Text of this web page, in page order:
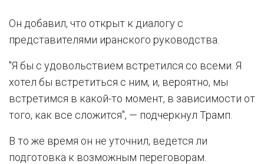
Он добавил, что открыт к диалогу с
представителями иранского руководства.
"Я бы с удовольствием встретился со всеми. Я
хотел бы встретиться с ним, и, вероятно, мы
встретимся в какой-то момент, в зависимости от
того, как все сложится", — подчеркнул Трамп.
В то же время он не уточнил, ведется ли
подготовка к возможным переговорам.